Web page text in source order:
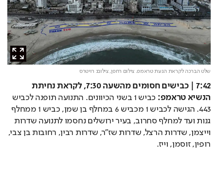
שלט הברכה לקראת הגעת טראמפ. צילום רחפן,צילום: רויטרס
7:42 |
כבישים חסומים מהשעה 7:30, לקראת נחיתת
הנשיא טראמפ:
רופין, זוסמן, וייז.